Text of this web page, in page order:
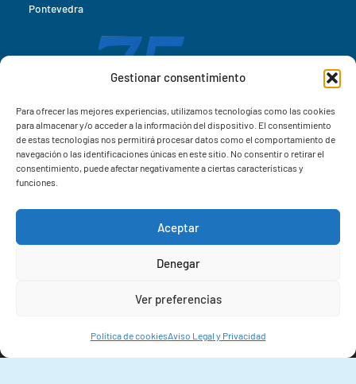
Gestionar consentimiento
Para ofrecer las mejores experiencias, utilizamos tecnologías como las cookies
para almacenar y/o acceder a la información del dispositivo. El consentimiento
de estas tecnologías nos permitirá procesar datos como el comportamiento de
navegación o las identificaciones únicas en este sitio. No consentir o retirar el
consentimiento, puede afectar negativamente a ciertas características y
funciones.
Aceptar
Denegar
Ver preferencias
Política de cookiesAviso Legal y Privacidad
Pontevedra
Correo IIM